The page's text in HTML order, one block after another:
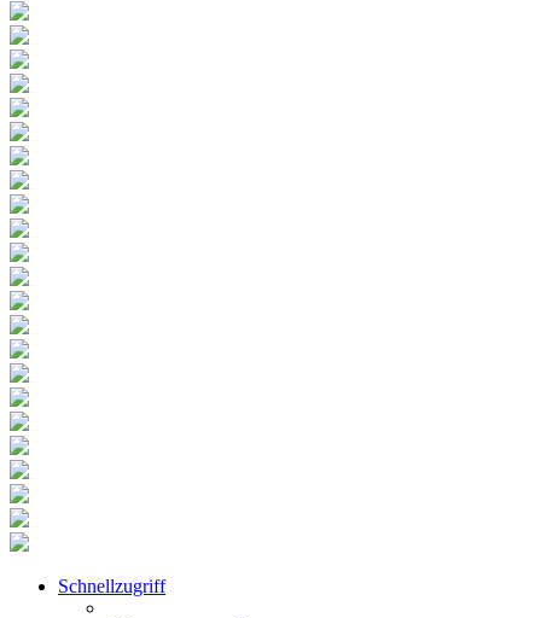
Schnellzugriff